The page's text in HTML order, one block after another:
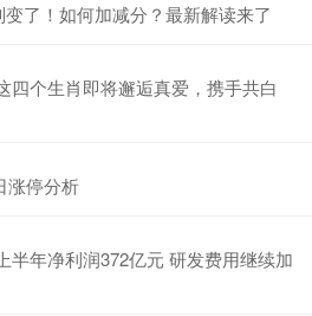
变了！如何加减分？最新解读来了
四个生肖即将邂逅真爱，携手共白
涨停分析
半年净利润372亿元 研发费用继续加